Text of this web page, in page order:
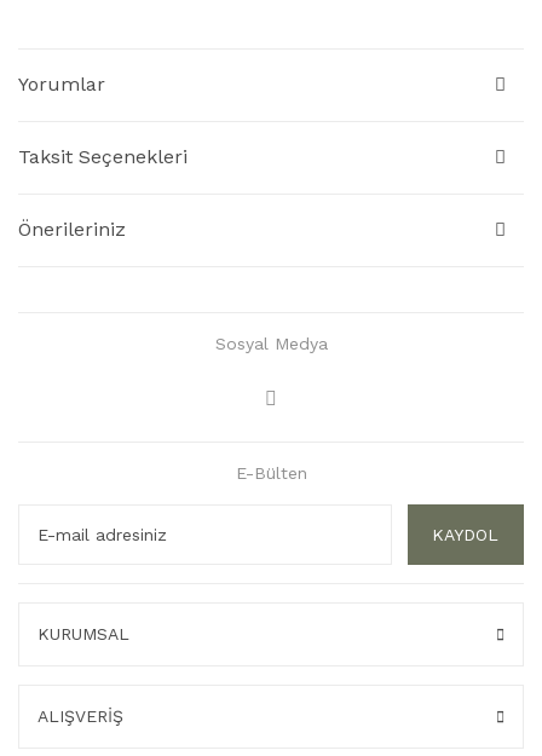
Yorumlar
Taksit Seçenekleri
Önerileriniz
Sosyal Medya
E-Bülten
KAYDOL
KURUMSAL
ALIŞVERİŞ